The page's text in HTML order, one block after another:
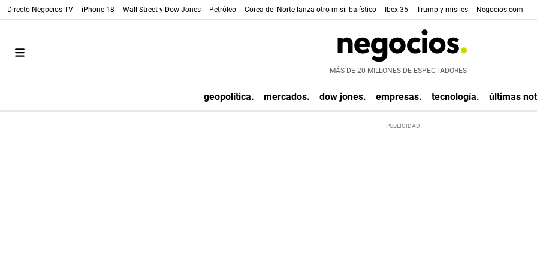
Directo Negocios TV - iPhone 18 - Wall Street y Dow Jones - Petróleo - Corea del Norte lanza otro misil balístico - Ibex 35 - Trump y misiles - Negocios.com -
MÁS DE 20 MILLONES DE ESPECTADORES
geopolítica. mercados. dow jones. empresas. tecnología. últimas